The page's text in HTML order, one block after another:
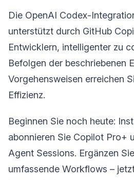
Die OpenAI Codex-
unterstützt durch GitHub
Entwicklern, intelligenter zu
Befolgen der beschriebenen
Vorgehensweisen erreichen
Effizienz.
Beginnen Sie noch heute:
abonnieren Sie Copilot Pro+
Agent Sessions. Ergänzen
umfassende Workflows –